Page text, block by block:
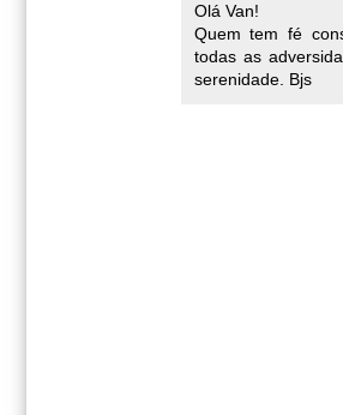
Olá Van!
Quem tem fé
todas as
serenidade. Bjs